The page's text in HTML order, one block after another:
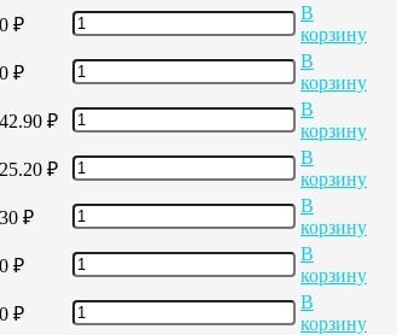
₽
В
корзину
₽
В
корзину
₽
В
корзину
₽
В
корзину
₽
В
корзину
₽
В
корзину
₽
В
корзину